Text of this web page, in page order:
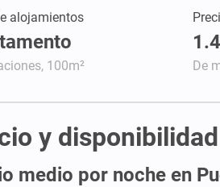
alojamientos
100m² De
y
medio por noche en